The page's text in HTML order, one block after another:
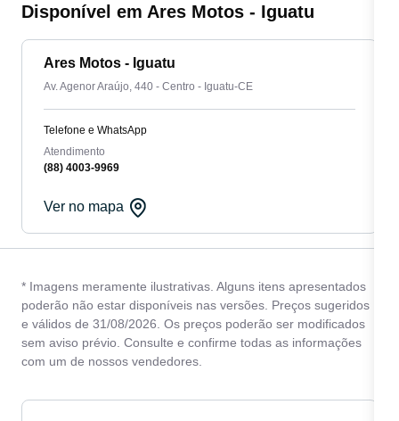
Disponível em Ares Motos - Iguatu
Ares Motos - Iguatu
Av. Agenor Araújo, 440 - Centro - Iguatu-CE
Telefone e WhatsApp
Atendimento
(88) 4003-9969
Ver no mapa
* Imagens meramente ilustrativas. Alguns itens apresentados
poderão não estar disponíveis nas versões. Preços sugeridos
e válidos de 31/08/2026. Os preços poderão ser modificados
sem aviso prévio. Consulte e confirme todas as informações
com um de nossos vendedores.